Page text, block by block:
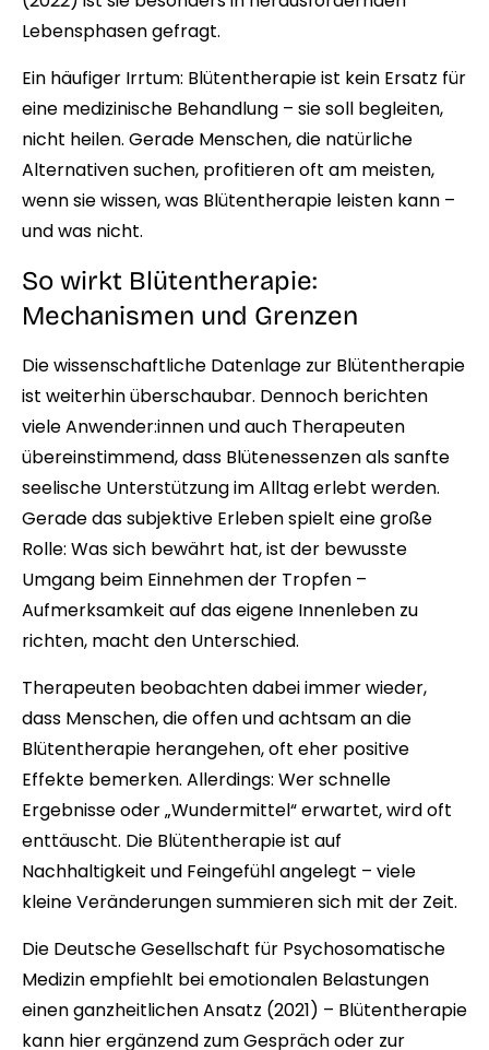
Lebensphasen gefragt.
Ein häufiger Irrtum: Blütentherapie ist kein Ersatz für
eine medizinische Behandlung – sie soll begleiten,
nicht heilen. Gerade Menschen, die natürliche
Alternativen suchen, profitieren oft am meisten,
wenn sie wissen, was Blütentherapie leisten kann –
und was nicht.
So wirkt Blütentherapie:
Mechanismen und Grenzen
Die wissenschaftliche Datenlage zur Blütentherapie
ist weiterhin überschaubar. Dennoch berichten
viele Anwender:innen und auch Therapeuten
übereinstimmend, dass Blütenessenzen als sanfte
seelische Unterstützung im Alltag erlebt werden.
Gerade das subjektive Erleben spielt eine große
Rolle: Was sich bewährt hat, ist der bewusste
Umgang beim Einnehmen der Tropfen –
Aufmerksamkeit auf das eigene Innenleben zu
richten, macht den Unterschied.
Therapeuten beobachten dabei immer wieder,
dass Menschen, die offen und achtsam an die
Blütentherapie herangehen, oft eher positive
Effekte bemerken. Allerdings: Wer schnelle
Ergebnisse oder „Wundermittel“ erwartet, wird oft
enttäuscht. Die Blütentherapie ist auf
Nachhaltigkeit und Feingefühl angelegt – viele
kleine Veränderungen summieren sich mit der Zeit.
Die Deutsche Gesellschaft für Psychosomatische
Medizin empfiehlt bei emotionalen Belastungen
einen ganzheitlichen Ansatz (2021) – Blütentherapie
kann hier ergänzend zum Gespräch oder zur